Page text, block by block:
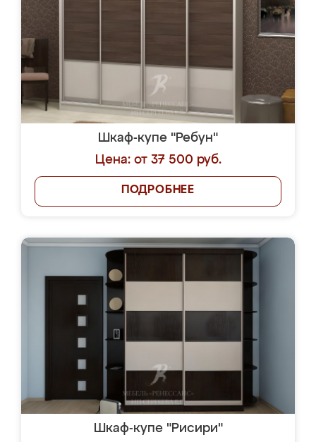
Шкаф-купе "Ребун"
Цена: от 37 500 руб.
ПОДРОБНЕЕ
Шкаф-купе "Рисири"